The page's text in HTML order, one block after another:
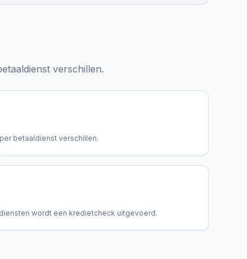
verschillen.
betaaldienst verschillen.
wordt een kredietcheck uitgevoerd.